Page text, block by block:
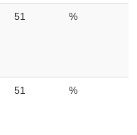
51 %
51 %